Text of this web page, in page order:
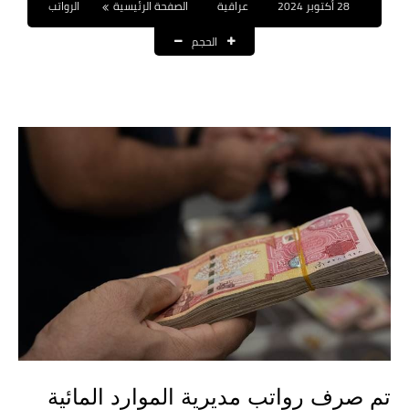
نتائج التعيينات
العقود والاجور اليومية
الرواتب
القروض والسلف
المنح المالية
قطع الاراضي
اخبار العراق
الاخبار السياسية
الاخبار الامنية
28 أكتوبر 2024 عراقية الصفحة الرئيسية
الرواتب
الحجم
تم صرف رواتب مديرية الموارد المائية